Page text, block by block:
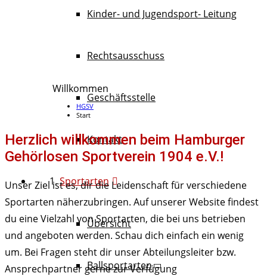
Kinder- und Jugendsport- Leitung
Rechtsausschuss
Geschäftsstelle
Kontakt
Sportarten
Übersicht
Ballsportarten
Willkommen
HGSV
Start
Herzlich willkommen beim Hamburger
Gehörlosen Sportverein 1904 e.V.!
Unser Ziel ist es, dir die Leidenschaft für verschiedene
Sportarten näherzubringen. Auf unserer Website findest
du eine Vielzahl von Sportarten, die bei uns betrieben
und angeboten werden. Schau dich einfach ein wenig
um. Bei Fragen steht dir unser Abteilungsleiter bzw.
Ansprechpartner gerne zur Verfügung